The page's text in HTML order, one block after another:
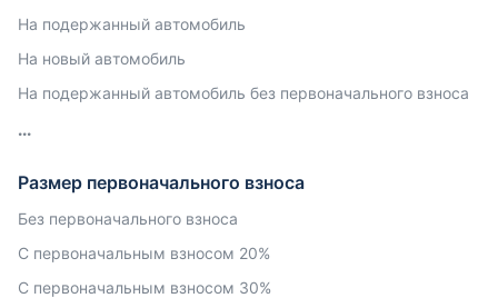
На подержанный автомобиль
На новый автомобиль
На подержанный автомобиль без первоначального взноса
Размер первоначального взноса
Без первоначального взноса
С первоначальным взносом 20%
С первоначальным взносом 30%